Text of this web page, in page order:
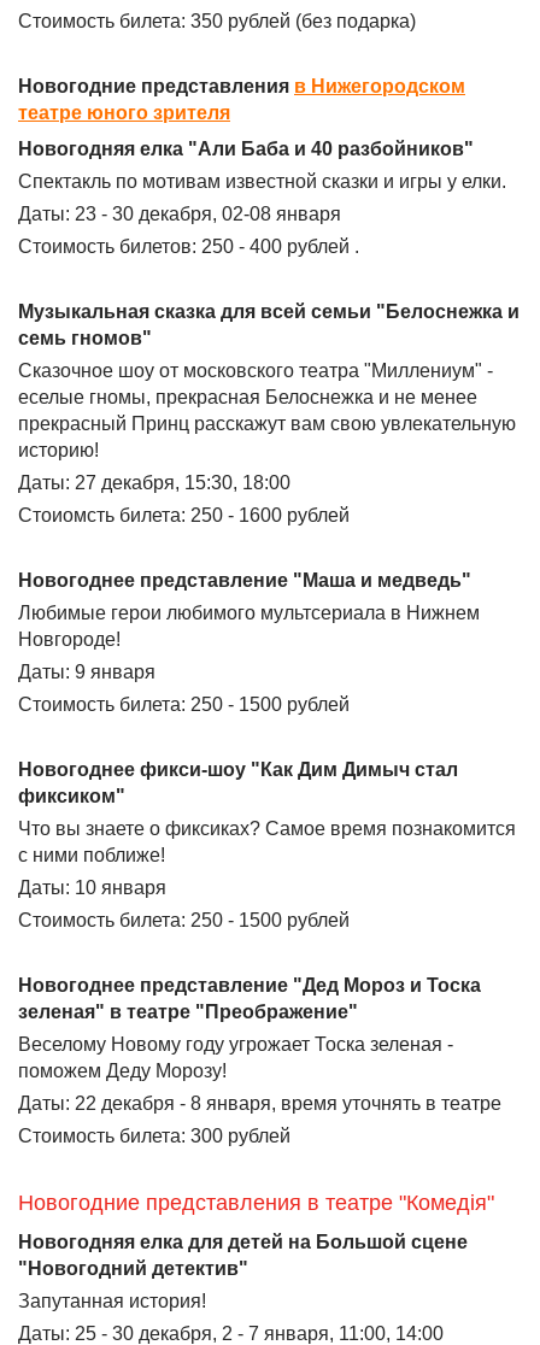
Стоимость билета: 350 рублей (без подарка)
Новогодние представления в Нижегородском
театре юного зрителя
Новогодняя елка "Али Баба и 40 разбойников"
Спектакль по мотивам известной сказки и игры у елки.
Даты: 23 - 30 декабря, 02-08 января
Стоимость билетов: 250 - 400 рублей .
Музыкальная сказка для всей семьи "Белоснежка и
семь гномов"
Сказочное шоу от московского театра "Миллениум" -
еселые гномы, прекрасная Белоснежка и не менее
прекрасный Принц расскажут вам свою увлекательную
историю!
Даты: 27 декабря, 15:30, 18:00
Стоиомсть билета: 250 - 1600 рублей
Новогоднее представление "Маша и медведь"
Любимые герои любимого мультсериала в Нижнем
Новгороде!
Даты: 9 января
Стоимость билета: 250 - 1500 рублей
Новогоднее фикси-шоу "Как Дим Димыч стал
фиксиком"
Что вы знаете о фиксиках? Самое время познакомится
с ними поближе!
Даты: 10 января
Стоимость билета: 250 - 1500 рублей
Новогоднее представление "Дед Мороз и Тоска
зеленая" в театре "Преображение"
Веселому Новому году угрожает Тоска зеленая -
поможем Деду Морозу!
Даты: 22 декабря - 8 января, время уточнять в театре
Стоимость билета: 300 рублей
Новогодние представления в театре "Комедiя"
Новогодняя елка для детей на Большой сцене
"Новогодний детектив"
Запутанная история!
Даты: 25 - 30 декабря, 2 - 7 января, 11:00, 14:00